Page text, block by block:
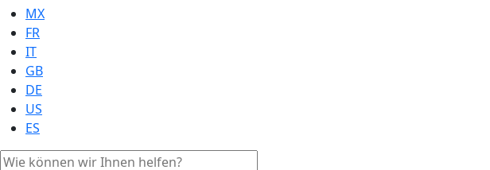
MX
FR
IT
GB
DE
US
ES